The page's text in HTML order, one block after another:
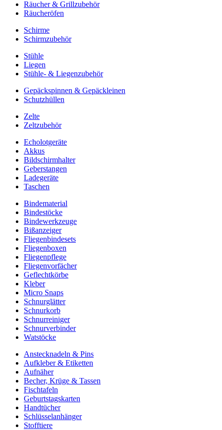
Räucher & Grillzubehör
Räucheröfen
Schirme
Schirmzubehör
Stühle
Liegen
Stühle- & Liegenzubehör
Gepäckspinnen & Gepäckleinen
Schutzhüllen
Zelte
Zeltzubehör
Echolotgeräte
Akkus
Bildschirmhalter
Geberstangen
Ladegeräte
Taschen
Bindematerial
Bindestöcke
Bindewerkzeuge
Bißanzeiger
Fliegenbindesets
Fliegenboxen
Fliegenpflege
Fliegenvorfächer
Geflechtkörbe
Kleber
Micro Snaps
Schnurglätter
Schnurkorb
Schnurreiniger
Schnurverbinder
Watstöcke
Anstecknadeln & Pins
Aufkleber & Etiketten
Aufnäher
Becher, Krüge & Tassen
Fischtafeln
Geburtstagskarten
Handtücher
Schlüsselanhänger
Stofftiere